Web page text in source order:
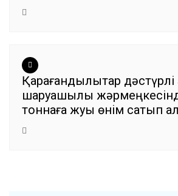
Қарағандылықтар
шаруашылық
тоннаға жуық өнім сатып